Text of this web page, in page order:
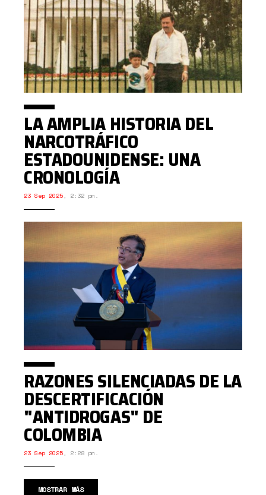
LA AMPLIA HISTORIA DEL
NARCOTRÁFICO
ESTADOUNIDENSE: UNA
CRONOLOGÍA
23 Sep 2025, 2:32 pm.
RAZONES SILENCIADAS DE LA
DESCERTIFICACIÓN
"ANTIDROGAS" DE
COLOMBIA
23 Sep 2025, 2:28 pm.
MOSTRAR MÁS